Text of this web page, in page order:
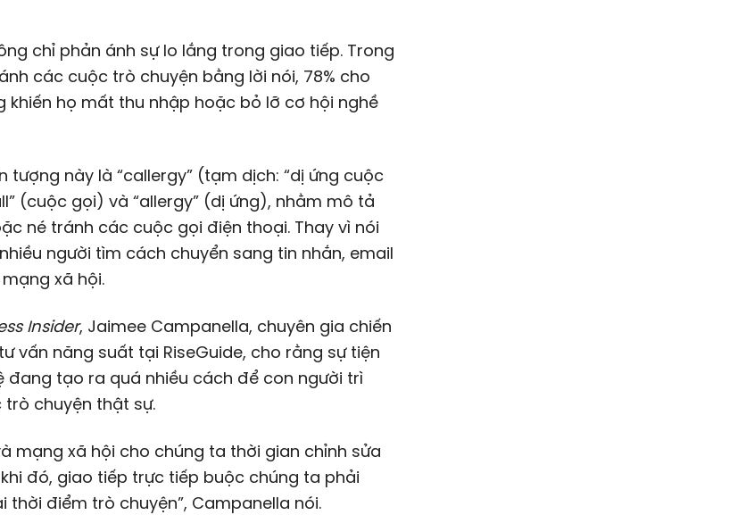
chỉ phản ánh sự lo lắng trong giao tiếp. Trong
các cuộc trò chuyện bằng lời nói, 78% cho
khiến họ mất thu nhập hoặc bỏ lỡ cơ hội nghề
tượng này là “callergy” (tạm dịch: “dị ứng cuộc
(cuộc gọi) và “allergy” (dị ứng), nhằm mô tả
né tránh các cuộc gọi điện thoại. Thay vì nói
người tìm cách chuyển sang tin nhắn, email
xã hội.
Insider, Jaimee Campanella, chuyên gia chiến
vấn năng suất tại RiseGuide, cho rằng sự tiện
đang tạo ra quá nhiều cách để con người trì
chuyện thật sự.
mạng xã hội cho chúng ta thời gian chỉnh sửa
đó, giao tiếp trực tiếp buộc chúng ta phải
thời điểm trò chuyện”, Campanella nói.